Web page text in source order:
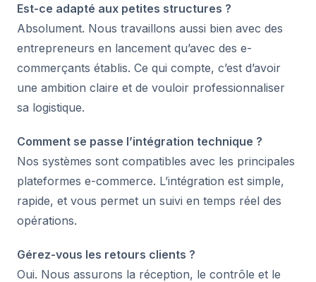
Est-ce adapté aux petites structures ?
Absolument. Nous travaillons aussi bien avec des
entrepreneurs en lancement qu’avec des e-
commerçants établis. Ce qui compte, c’est d’avoir
une ambition claire et de vouloir professionnaliser
sa logistique.
Comment se passe l’intégration technique ?
Nos systèmes sont compatibles avec les principales
plateformes e-commerce. L’intégration est simple,
rapide, et vous permet un suivi en temps réel des
opérations.
Gérez-vous les retours clients ?
Oui. Nous assurons la réception, le contrôle et le